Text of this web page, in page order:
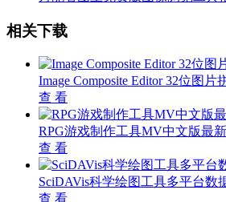
相关下载
Image Composite Editor 32位图片
查 看
RPG游戏制作工具MV中文版最
查 看
SciDAVis科学绘图工具多平台数
查 看